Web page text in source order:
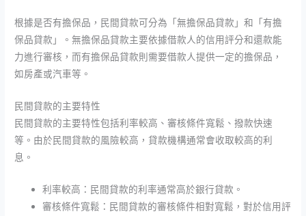
根據是否有擔保品，民間貸款可分為「無擔保品貸款」和「有擔
保品貸款」。無擔保品貸款主要依據借款人的信用評分和還款能
力進行審核，而有擔保品貸款則需要借款人提供一定的擔保品，
如房產或汽車等。
民間貸款的主要特性
民間貸款的主要特性包括利率較高、審核條件寬鬆、撥款快速
等。由於民間貸款的風險較高，貸款機構通常會收取較高的利
息。
利率較高：民間貸款的利率通常高於銀行貸款。
審核條件寬鬆：民間貸款的審核條件相對寬鬆，對於信用評